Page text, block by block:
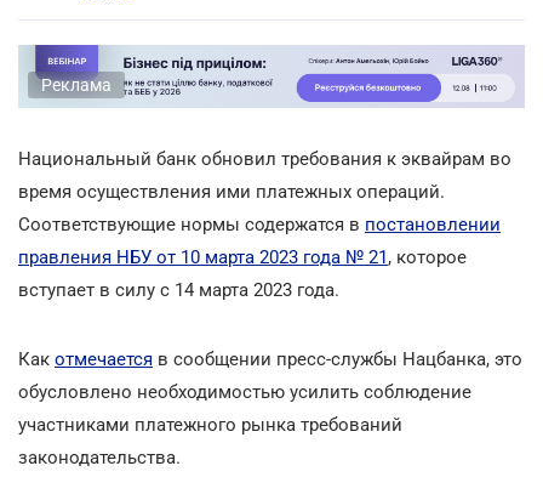
Реклама
Национальный банк обновил требования к эквайрам во
время осуществления ими платежных операций.
Соответствующие нормы содержатся в постановлении
правления НБУ от 10 марта 2023 года № 21, которое
вступает в силу с 14 марта 2023 года.
Как отмечается в сообщении пресс-службы Нацбанка, это
обусловлено необходимостью усилить соблюдение
участниками платежного рынка требований
законодательства.